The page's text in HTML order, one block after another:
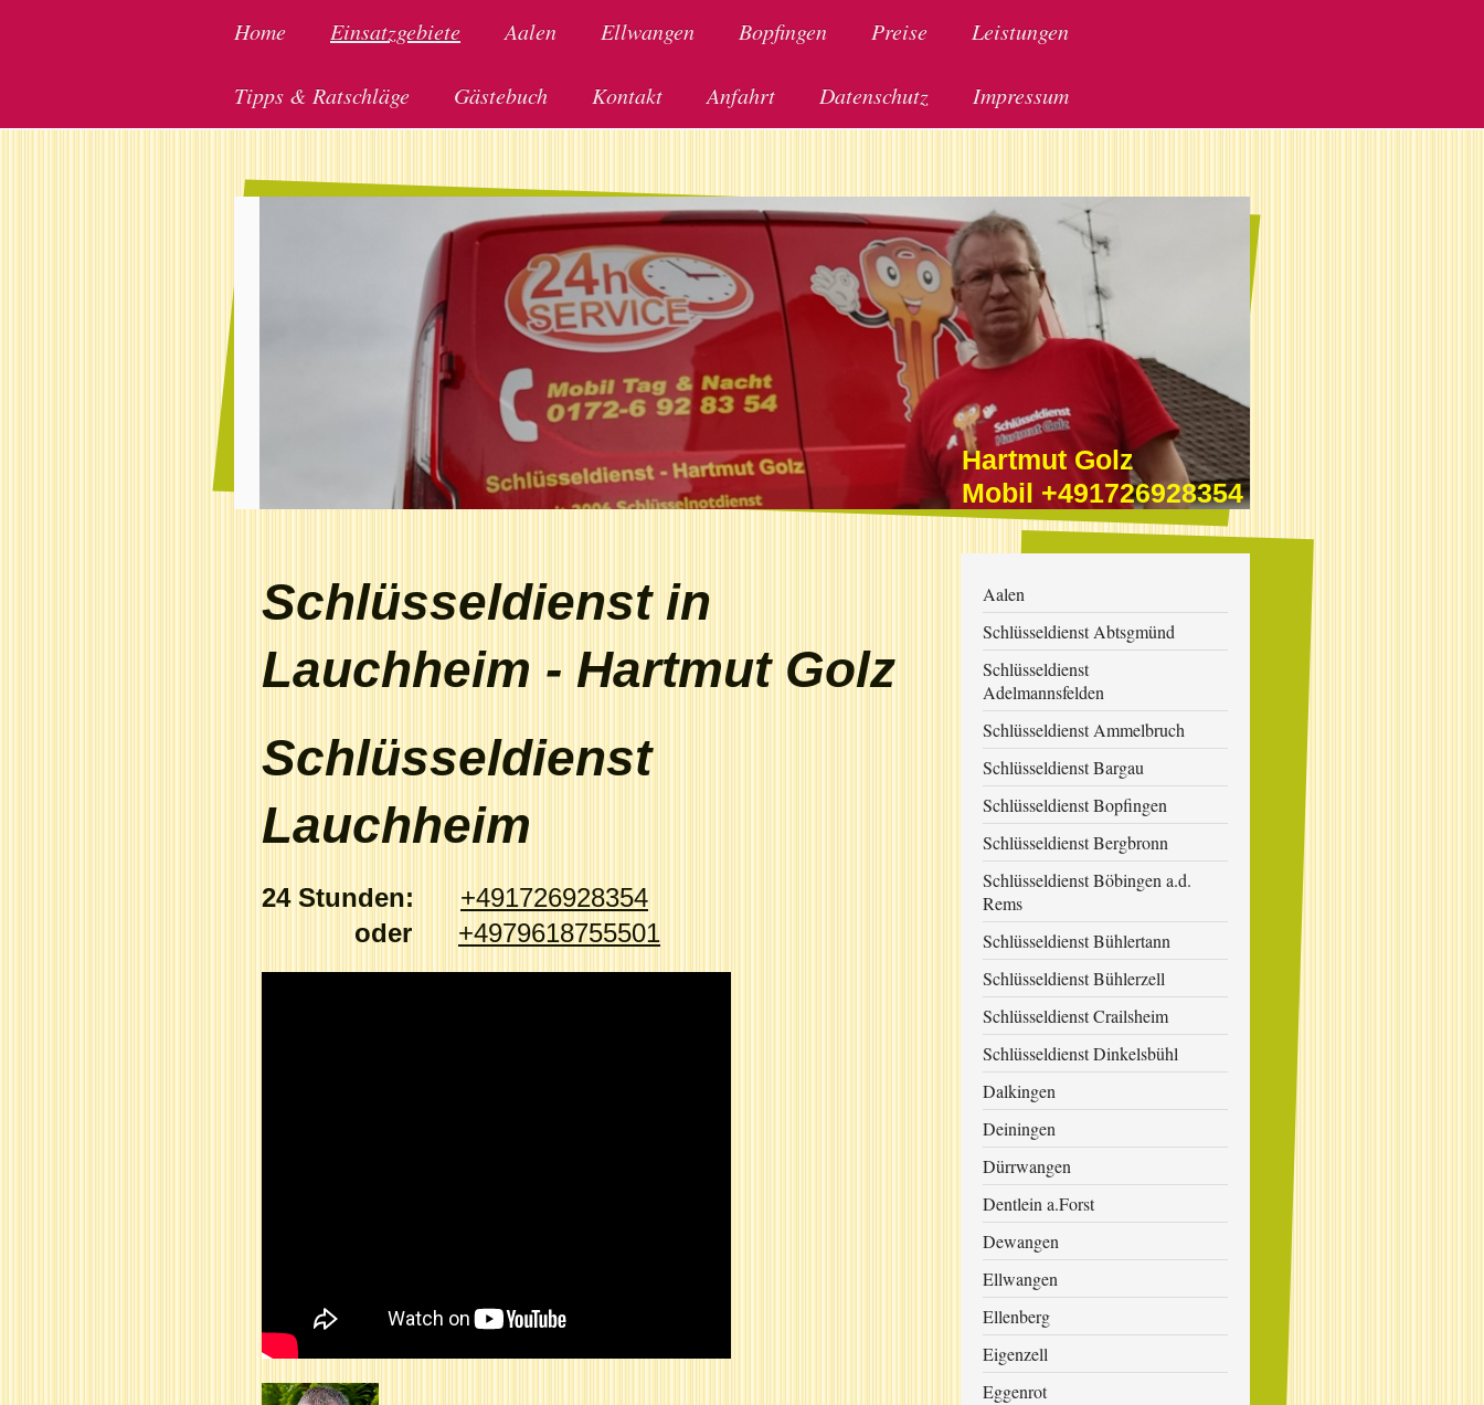
Home Einsatzgebiete Aalen Ellwangen Bopfingen Preise Leistungen
Tipps & Ratschläge Gästebuch Kontakt Anfahrt Datenschutz Impressum
Hartmut Golz
Mobil +491726928354
Schlüsseldienst in
Lauchheim - Hartmut Golz
Schlüsseldienst
Lauchheim
24 Stunden: +491726928354
oder +4979618755501
Aalen
Schlüsseldienst Abtsgmünd
Schlüsseldienst
Adelmannsfelden
Schlüsseldienst Ammelbruch
Schlüsseldienst Bargau
Schlüsseldienst Bopfingen
Schlüsseldienst Bergbronn
Schlüsseldienst Böbingen a.d.
Rems
Schlüsseldienst Bühlertann
Schlüsseldienst Bühlerzell
Schlüsseldienst Crailsheim
Schlüsseldienst Dinkelsbühl
Dalkingen
Deiningen
Dürrwangen
Dentlein a.Forst
Dewangen
Ellwangen
Ellenberg
Eigenzell
Eggenrot